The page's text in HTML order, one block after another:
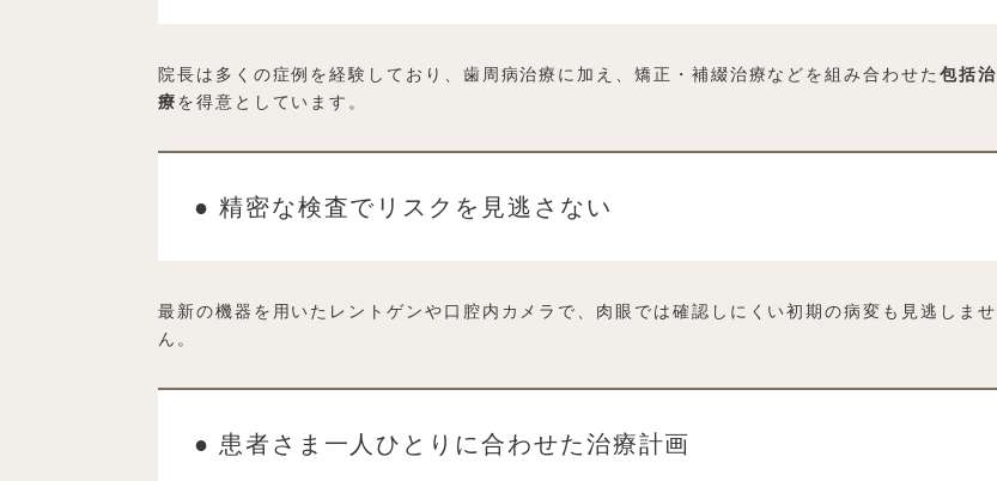
院長は多くの症例を経験しており、歯周病治療に加え、矯正・補綴治療などを組み合わせた 包括治
療を得意としています。
● 精密な検査でリスクを見逃さない
最新の機器を用いたレントゲンや口腔内カメラで、肉眼では確認しにくい初期の病変も見逃しませ
ん。
● 患者さま一人ひとりに合わせた治療計画